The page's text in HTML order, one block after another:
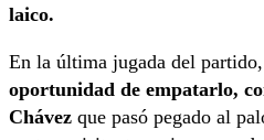
laico.
En la última jugada del
oportunidad de empatarlo,
Chávez que pasó pegado al